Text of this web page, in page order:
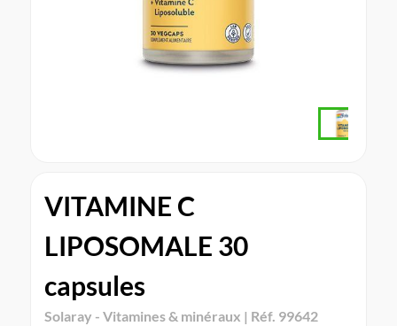
VITAMINE C
LIPOSOMALE 30
capsules
Solaray - Vitamines & minéraux | Réf. 99642